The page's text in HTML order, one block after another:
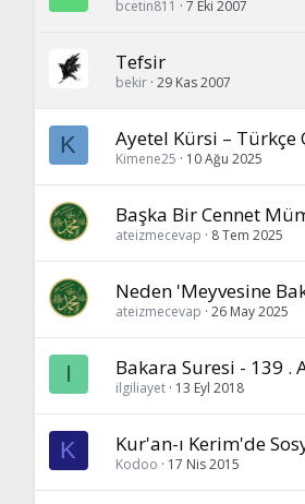
bcetin811 7 Eki 2007
Tefsir
bekir 29 Kas 2007
K Ayetel Kürsi – Türkçe
Kimene25 10 Ağu 2025
Başka Bir Cennet
ateizmecevap 8 Tem 2025
Neden 'Meyvesine
ateizmecevap 26 May 2025
I Bakara Suresi - 139 .
ilgiliayet 13 Eyl 2018
K Kur'an-ı Kerim'de
Kodoo 17 Nis 2015